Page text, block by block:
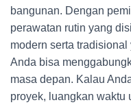
bangunan. Dengan
perawatan rutin yang
modern serta tradisional
Anda bisa
masa depan. Kalau
proyek, luangkan waktu